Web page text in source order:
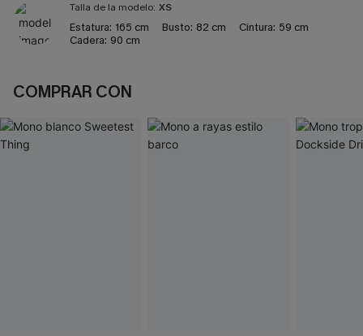
Talla de la modelo: XS
Estatura: 165 cm Busto: 82 cm Cintura: 59 cm
Cadera: 90 cm
COMPRAR CON